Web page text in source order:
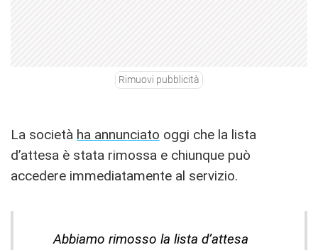
Rimuovi pubblicità
La società ha annunciato oggi che la lista
d’attesa è stata rimossa e chiunque può
accedere immediatamente al servizio.
Abbiamo rimosso la lista d’attesa